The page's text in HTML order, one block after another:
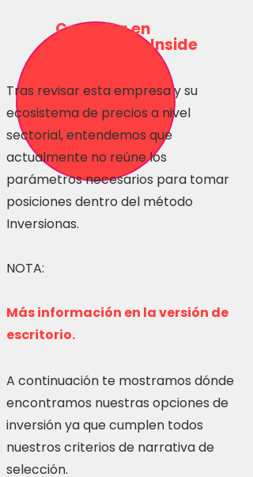
Consulta en
Inversionas Inside
Tras revisar esta empresa y su
ecosistema de precios a nivel
sectorial, entendemos que
actualmente no reúne los
parámetros necesarios para tomar
posiciones dentro del método
Inversionas.
NOTA:
Más información en la versión de
escritorio.
A continuación te mostramos dónde
encontramos nuestras opciones de
inversión ya que cumplen todos
nuestros criterios de narrativa de
selección.